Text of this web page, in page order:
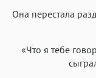
Она перестала
«Что я тебе